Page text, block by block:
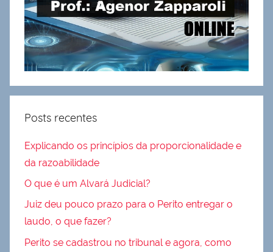
Posts recentes
Explicando os princípios da proporcionalidade e
da razoabilidade
O que é um Alvará Judicial?
Juiz deu pouco prazo para o Perito entregar o
laudo, o que fazer?
Perito se cadastrou no tribunal e agora, como